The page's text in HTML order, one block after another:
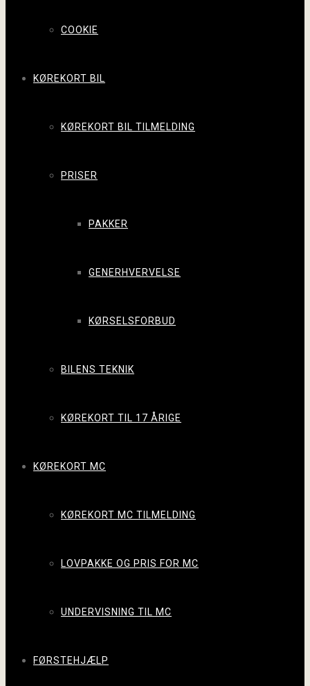
COOKIE
KØREKORT BIL
KØREKORT BIL TILMELDING
PRISER
PAKKER
GENERHVERVELSE
KØRSELSFORBUD
BILENS TEKNIK
KØREKORT TIL 17 ÅRIGE
KØREKORT MC
KØREKORT MC TILMELDING
LOVPAKKE OG PRIS FOR MC
UNDERVISNING TIL MC
FØRSTEHJÆLP